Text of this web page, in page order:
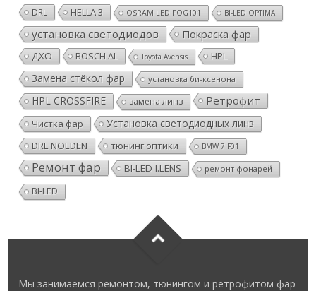
DRL HELLA 3 OSRAM LED FOG101 BI-LED OPTIMA
установка светодиодов Покраска фар
ДХО BOSCH AL Toyota Avensis HPL
Замена стёкол фар установка би-ксенона
HPL CROSSFIRE замена линз Ретрофит
Чистка фар Установка светодиодных линз
DRL NOLDEN тюнинг оптики BMW 7 F01
Ремонт фар BI-LED I.LENS ремонт фонарей
BI-LED
Мы занимаемся ремонтом, тюнингом и ретрофитом фар